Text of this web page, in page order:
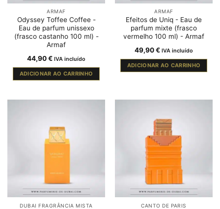
ARMAF
Odyssey Toffee Coffee -
Eau de parfum unissexo
(frasco castanho 100 ml) -
Armaf
44,90€ IVA incluído
ADICIONAR AO CARRINHO
ARMAF
Efeitos de Uniq - Eau de
parfum mixte (frasco
vermelho 100 ml) - Armaf
49,90€ IVA incluído
ADICIONAR AO CARRINHO
DUBAI FRAGRÂNCIA MISTA CANTO DE PARIS